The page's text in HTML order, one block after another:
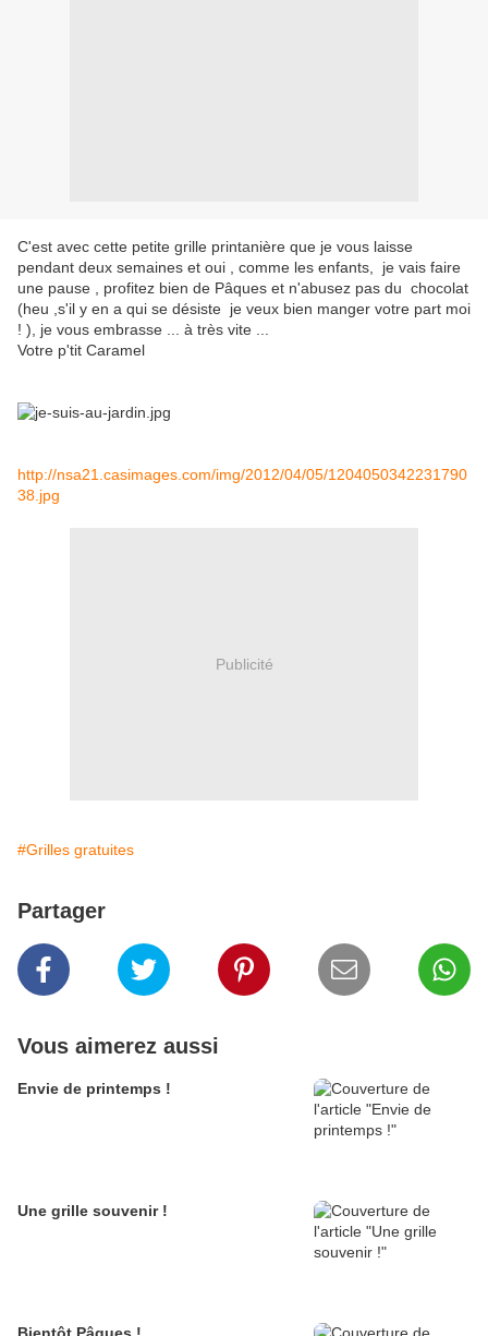
C'est avec cette petite grille printanière que je vous laisse
pendant deux semaines et oui , comme les enfants, je vais faire
une pause , profitez bien de Pâques et n'abusez pas du chocolat
(heu ,s'il y en a qui se désiste je veux bien manger votre part moi
! ), je vous embrasse ... à très vite ...
Votre p'tit Caramel
http://nsa21.casimages.com/img/2012/04/05/1204050342231790
38.jpg
Publicité
#Grilles gratuites
Partager
Vous aimerez aussi
Envie de printemps !
Une grille souvenir !